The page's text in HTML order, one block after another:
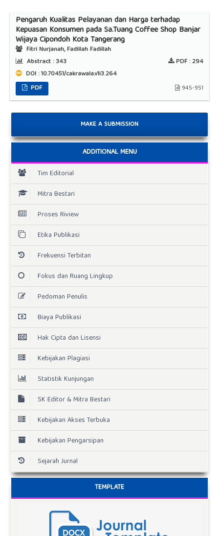
Pengaruh Kualitas Pelayanan dan Harga terhadap
Kepuasan Konsumen pada Sa.Tuang Coffee Shop Banjar
Wijaya Cipondoh Kota Tangerang
Fitri Nurjanah, Fadillah Fadillah
Abstract :343 PDF :294
DOI : 10.70451/cakrawala.v1i3.264
PDF
945-951
MAKE A SUBMISSION
ADDITIONAL MENU
Tim Editorial
Mitra Bestari
Proses Riview
Etika Publikasi
Frekuensi Terbitan
Fokus dan Ruang Lingkup
Pedoman Penulis
Biaya Publikasi
Hak Cipta dan Lisensi
Kebijakan Plagiasi
Statistik Kunjungan
SK Editor & Mitra Bestari
Kebijakan Akses Terbuka
Kebijakan Pengarsipan
Sejarah Jurnal
TEMPLATE